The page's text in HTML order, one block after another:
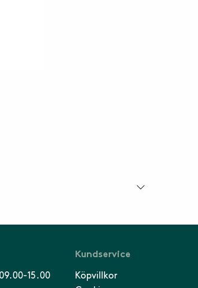
15.00
Kundservice
Köpvillkor